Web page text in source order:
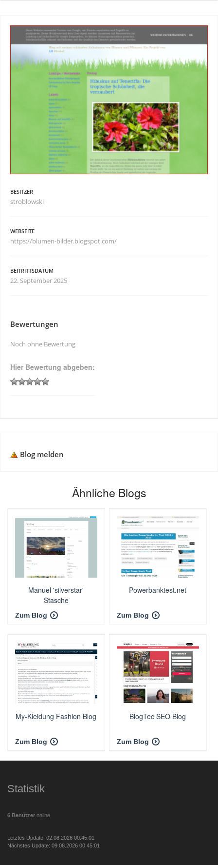
BESITZER
stroblowski
WEBSEITE
https://blumen-bilder.blogspot.com/
BEITRITTSDATUM
22. September 2025
Bewertungen
Noch ohne Bewertung
Hier Bewertung abgeben:
Blog melden
Ähnliche Blogs
Manuel 'silverstar'
Stasche
Zum Blog
Powerbanktest.net
Zum Blog
My-Kleidung Fashion Blog
Zum Blog
BlogTec SEO Blog
Zum Blog
Statistik
6 Benutzer online
Letztes Update: 02.08.2026 00:45:01
Nächstes Update: 09.08.2026 00:45:01